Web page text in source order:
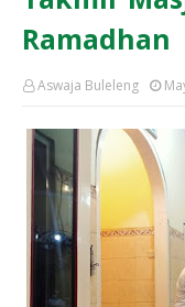
Ramadhan
Aswaja Buleleng